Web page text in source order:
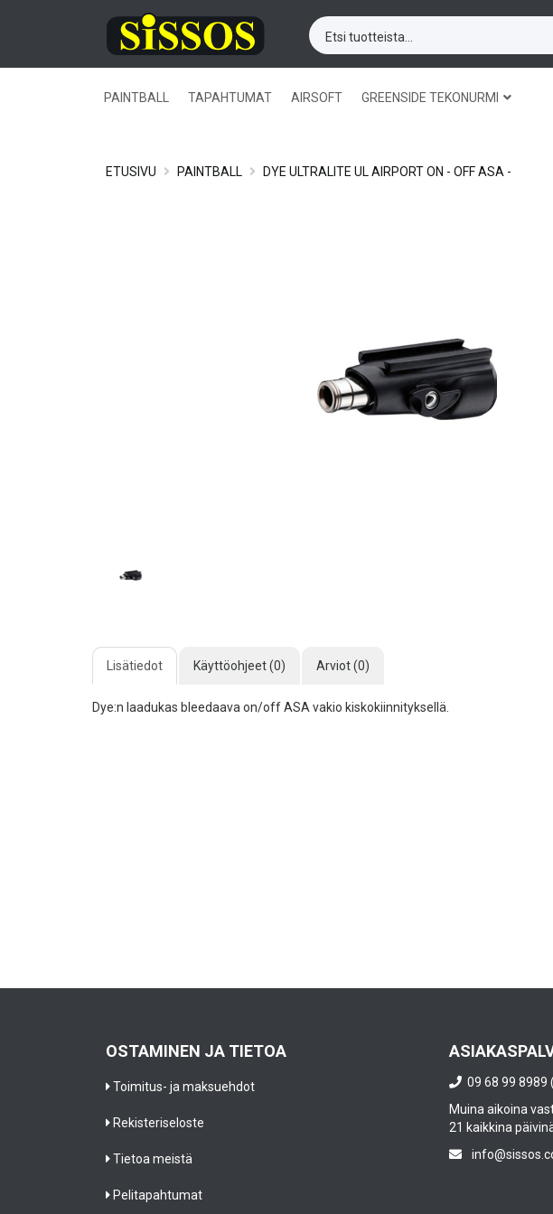
PAINTBALL TAPAHTUMAT AIRSOFT GREENSIDE TEKONURMI
ETUSIVU PAINTBALL DYE ULTRALITE UL AIRPORT ON - OFF ASA -
Lisätiedot Käyttöohjeet (0) Arviot (0)
Dye:n laadukas bleedaava on/off ASA vakio kiskokiinnityksellä.
OSTAMINEN JA TIETOA
Toimitus- ja maksuehdot
Rekisteriseloste
Tietoa meistä
Pelitapahtumat
09 68 99 8989
Muina aikoina
21 kaikkina